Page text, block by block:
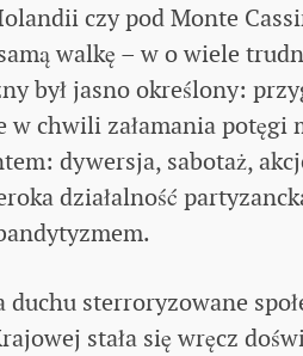
czy pod Monte
walkę – w o wiele
był jasno określony:
chwili załamania potęgi
dywersja, sabotaż,
działalność
sterroryzowane
stała się wręcz